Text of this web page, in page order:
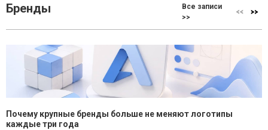
Бренды
Все записи
>>
Почему крупные бренды больше не меняют логотипы
каждые три года